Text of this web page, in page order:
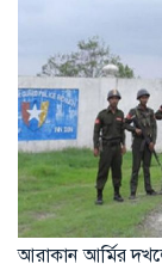
আরাকান আর্মির